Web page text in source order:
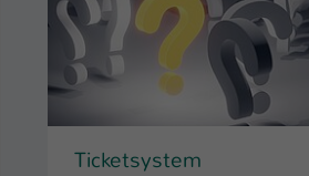
Ticketsystem